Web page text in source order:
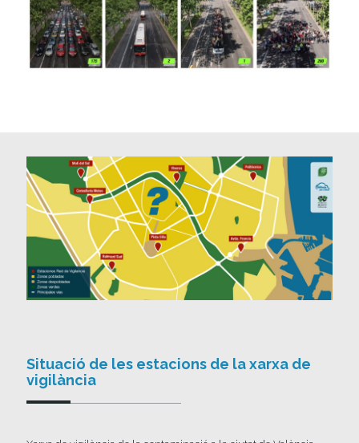
Situació de les estacions de la xarxa de
vigilància